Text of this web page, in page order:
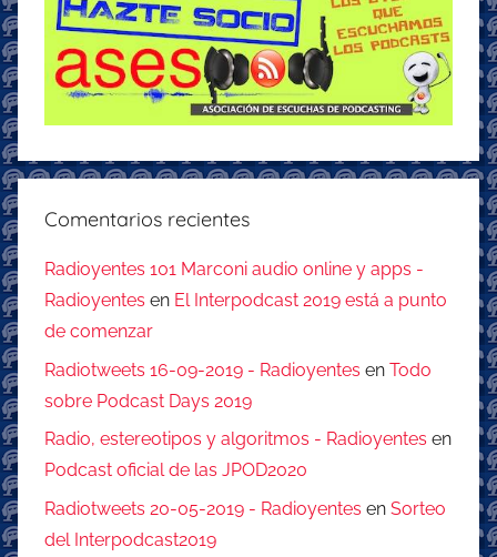
Comentarios recientes
Radioyentes 101 Marconi audio online y apps -
Radioyentes en El Interpodcast 2019 está a punto
de comenzar
Radiotweets 16-09-2019 - Radioyentes en Todo
sobre Podcast Days 2019
Radio, estereotipos y algoritmos - Radioyentes en
Podcast oficial de las JPOD2020
Radiotweets 20-05-2019 - Radioyentes en Sorteo
del Interpodcast2019